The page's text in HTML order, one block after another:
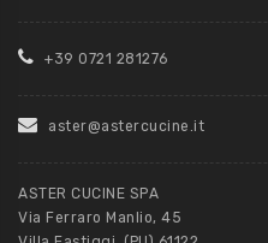
+39 0721 281276
aster@astercucine.it
ASTER CUCINE SPA
Via Ferraro Manlio, 45